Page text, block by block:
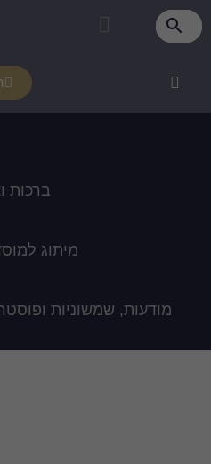
ברכות
מיתוג
מודעות, שמשוניות